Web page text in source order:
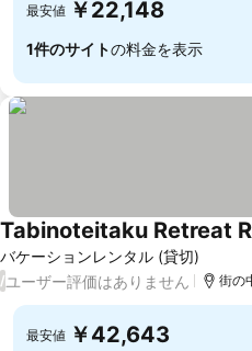
最安値 ￥22,148
1件のサイトの料金を表示
バケーションレンタル (貸切)
Tabinoteitaku Retreat
/ユーザー評価はありません 街の
最安値 ￥42,643